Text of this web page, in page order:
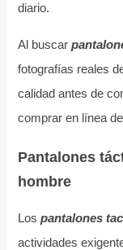
diario.
Al buscar
fotografías reales
calidad antes de
comprar en línea
Pantalones
hombre
Los pantalones
actividades